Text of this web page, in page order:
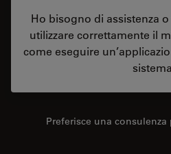
Ho bisogno di assistenza
utilizzare correttamente il
come eseguire
Preferisce una consulenza